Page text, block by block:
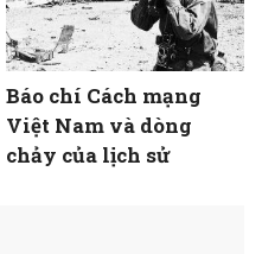
Báo chí Cách mạng
Việt Nam và dòng
chảy của lịch sử